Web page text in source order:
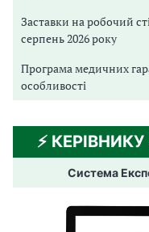
Заставки на робочий
серпень 2026 року
Програма медичних
особливості
⚡️
Система